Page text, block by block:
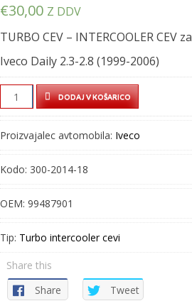
€30,00 Z DDV
TURBO CEV – INTERCOOLER CEV za
Iveco Daily 2.3-2.8 (1999-2006)
TURBO
CEV
INTERCOOLER
–
2014-
quantity
DODAJ V KOŠARICO
Proizvajalec avtomobila: Iveco
Kodo: 300-2014-18
OEM: 99487901
Tip: Turbo intercooler cevi
Share this
Share
Tweet